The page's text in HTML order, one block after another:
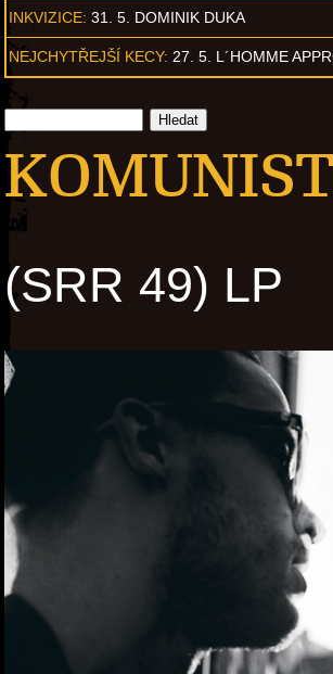
INKVIZICE: 31. 5. DOMINIK DUKA
NEJCHYTŘEJŠÍ KECY: 27. 5. L´HOMME
(SRR 49) LP